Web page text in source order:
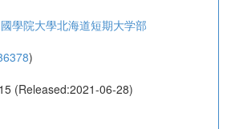
學院大學北海道短期大学部
)
(Released:2021-06-28)